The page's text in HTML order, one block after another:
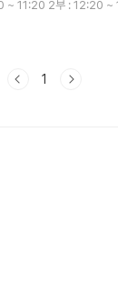
~ 11:20 2부 : 12:20
: 16:50 ~ 17:50 기
사, 산업기사 및 서비스
1